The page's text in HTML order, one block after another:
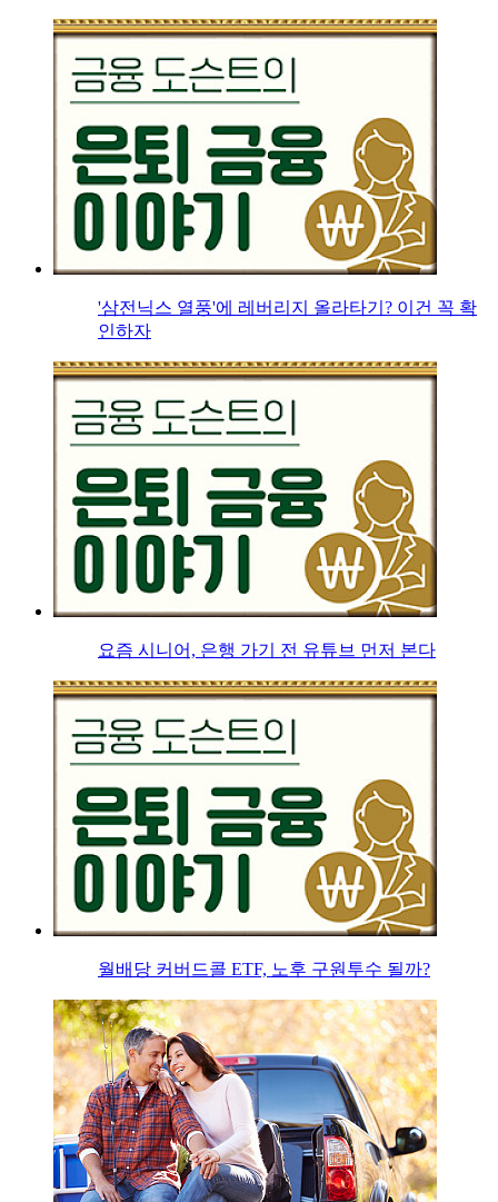
'삼전닉스 열풍'에 레버리지 올라타기? 이건 꼭 확
인하자
요즘 시니어, 은행 가기 전 유튜브 먼저 본다
월배당 커버드콜 ETF, 노후 구원투수 될까?